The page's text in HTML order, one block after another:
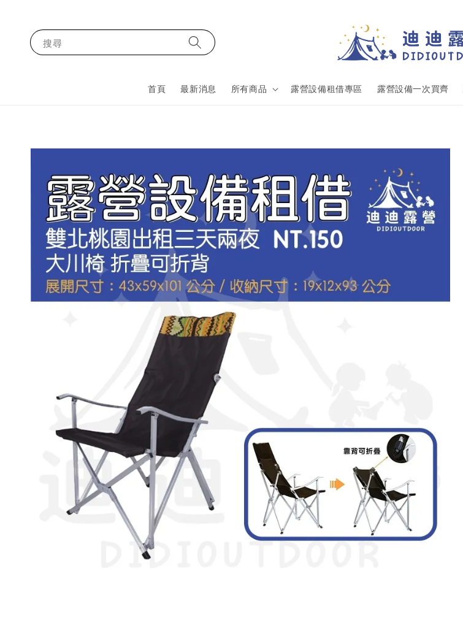
搜尋
首頁 最新消息 所有商品 露營設備租借專區 露營設備一次買齊